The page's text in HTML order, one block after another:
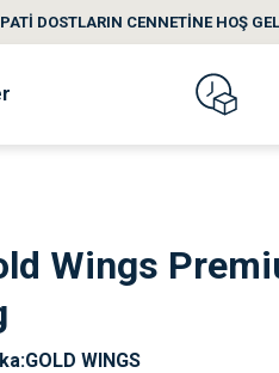
DOSTLARIN CENNETİNE HOŞ
Wings
GOLD WINGS